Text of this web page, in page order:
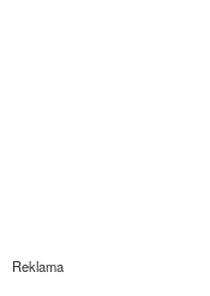
Reklama